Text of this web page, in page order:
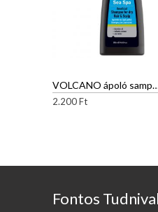
VOLCANO ápoló sampon
2.200Ft
Fontos